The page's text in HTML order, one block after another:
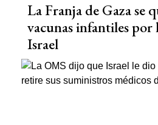
La Franja de Gaza se
vacunas infantiles por
Israel